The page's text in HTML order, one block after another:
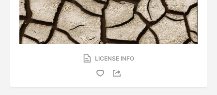
LICENSE INFO